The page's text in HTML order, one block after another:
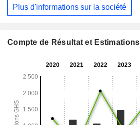
Plus d'informations sur la société
Compte de Résultat et Estimations